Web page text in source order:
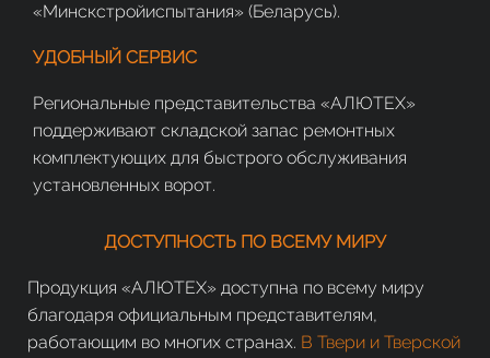
«Минскстройиспытания» (Беларусь).
УДОБНЫЙ СЕРВИС
Региональные представительства «АЛЮТЕХ»
поддерживают складской запас ремонтных
комплектующих для быстрого обслуживания
установленных ворот.
ДОСТУПНОСТЬ ПО ВСЕМУ МИРУ
Продукция «АЛЮТЕХ» доступна по всему миру
благодаря официальным представителям,
работающим во многих странах. В Твери и Тверской